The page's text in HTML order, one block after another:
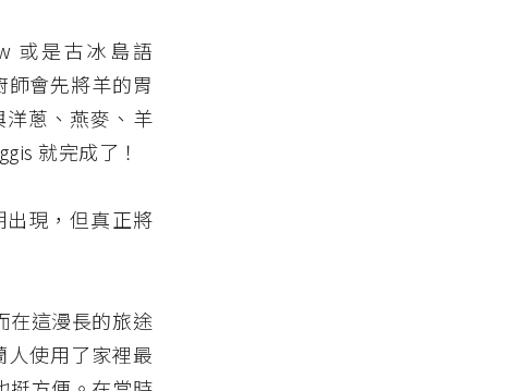
或是古冰島語
會先將羊的胃
蔥、燕麥、羊
就完成了！
現，但真正將
在這漫長的旅途
人使用了家裡最